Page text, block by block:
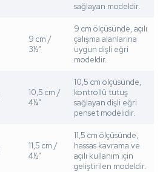
sağlayan modeldir.
9 cm /
3½”
9 cm ölçüsünde, açılı
çalışma alanlarına
uygun dişli eğri
modeldir.
10,5 cm /
4¼”
10,5 cm ölçüsünde,
kontrollü tutuş
sağlayan dişli eğri
penset modelidir.
11,5 cm /
4½”
11,5 cm ölçüsünde,
hassas kavrama ve
açılı kullanım için
geliştirilen modeldir.